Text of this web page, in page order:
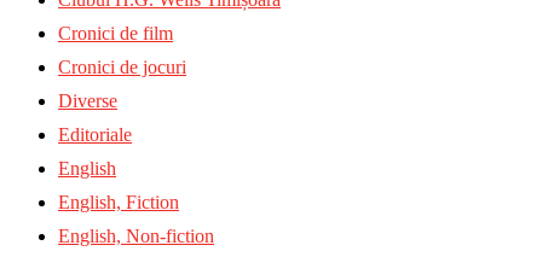
Cronici de film
Cronici de jocuri
Diverse
Editoriale
English
English, Fiction
English, Non-fiction